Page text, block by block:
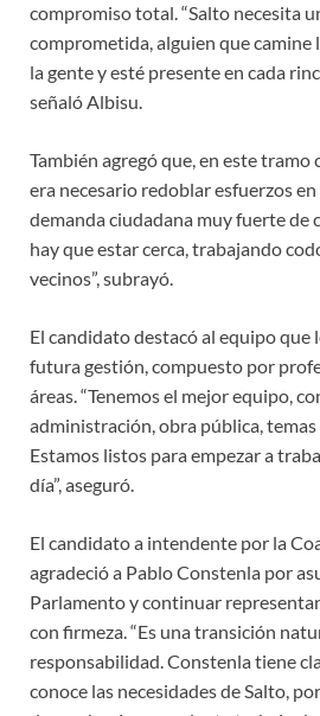
compromiso total. “Salto necesita
comprometida, alguien que camine
la gente y esté presente en cada
señaló Albisu.
También agregó que, en este tramo
era necesario redoblar esfuerzos
demanda ciudadana muy fuerte de
hay que estar cerca, trabajando
vecinos”, subrayó.
El candidato destacó al equipo que
futura gestión, compuesto por
áreas. “Tenemos el mejor equipo,
administración, obra pública,
Estamos listos para empezar a
día”, aseguró.
El candidato a intendente por la
agradeció a Pablo Constenla por
Parlamento y continuar
con firmeza. “Es una transición
responsabilidad. Constenla tiene
conoce las necesidades de Salto,